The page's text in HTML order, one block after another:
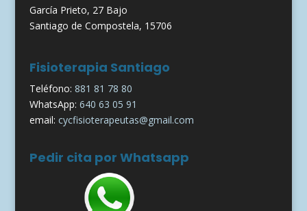
García Prieto, 27 Bajo
Santiago de Compostela, 15706
Fisioterapia Santiago
Teléfono: 881 81 78 80
WhatsApp: 640 63 05 91
email: cycfisioterapeutas@gmail.com
Pedir cita por Whatsapp